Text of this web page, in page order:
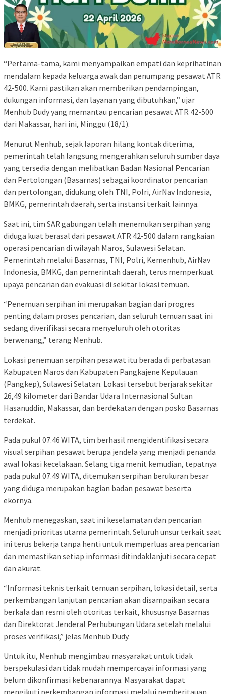
“Pertama-tama, kami menyampaikan empati dan keprihatinan
mendalam kepada keluarga awak dan penumpang pesawat ATR
42-500. Kami pastikan akan memberikan pendampingan,
dukungan informasi, dan layanan yang dibutuhkan,” ujar
Menhub Dudy yang memantau pencarian pesawat ATR 42-500
dari Makassar, hari ini, Minggu (18/1).
Menurut Menhub, sejak laporan hilang kontak diterima,
pemerintah telah langsung mengerahkan seluruh sumber daya
yang tersedia dengan melibatkan Badan Nasional Pencarian
dan Pertolongan (Basarnas) sebagai koordinator pencarian
dan pertolongan, didukung oleh TNI, Polri, AirNav Indonesia,
BMKG, pemerintah daerah, serta instansi terkait lainnya.
Saat ini, tim SAR gabungan telah menemukan serpihan yang
diduga kuat berasal dari pesawat ATR 42-500 dalam rangkaian
operasi pencarian di wilayah Maros, Sulawesi Selatan.
Pemerintah melalui Basarnas, TNI, Polri, Kemenhub, AirNav
Indonesia, BMKG, dan pemerintah daerah, terus memperkuat
upaya pencarian dan evakuasi di sekitar lokasi temuan.
“Penemuan serpihan ini merupakan bagian dari progres
penting dalam proses pencarian, dan seluruh temuan saat ini
sedang diverifikasi secara menyeluruh oleh otoritas
berwenang,” terang Menhub.
Lokasi penemuan serpihan pesawat itu berada di perbatasan
Kabupaten Maros dan Kabupaten Pangkajene Kepulauan
(Pangkep), Sulawesi Selatan. Lokasi tersebut berjarak sekitar
26,49 kilometer dari Bandar Udara Internasional Sultan
Hasanuddin, Makassar, dan berdekatan dengan posko Basarnas
terdekat.
Pada pukul 07.46 WITA, tim berhasil mengidentifikasi secara
visual serpihan pesawat berupa jendela yang menjadi penanda
awal lokasi kecelakaan. Selang tiga menit kemudian, tepatnya
pada pukul 07.49 WITA, ditemukan serpihan berukuran besar
yang diduga merupakan bagian badan pesawat beserta
ekornya.
Menhub menegaskan, saat ini keselamatan dan pencarian
menjadi prioritas utama pemerintah. Seluruh unsur terkait saat
ini terus bekerja tanpa henti untuk memperluas area pencarian
dan memastikan setiap informasi ditindaklanjuti secara cepat
dan akurat.
“Informasi teknis terkait temuan serpihan, lokasi detail, serta
perkembangan lanjutan pencarian akan disampaikan secara
berkala dan resmi oleh otoritas terkait, khususnya Basarnas
dan Direktorat Jenderal Perhubungan Udara setelah melalui
proses verifikasi,” jelas Menhub Dudy.
Untuk itu, Menhub mengimbau masyarakat untuk tidak
berspekulasi dan tidak mudah mempercayai informasi yang
belum dikonfirmasi kebenarannya. Masyarakat dapat
mengikuti perkembangan informasi melalui pemberitauan